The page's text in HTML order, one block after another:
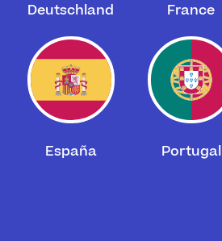
Deutschland France
España Portugal